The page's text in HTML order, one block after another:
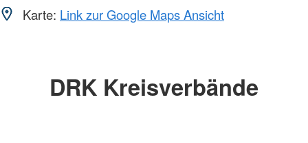
Karte: Link zur Google Maps Ansicht
DRK Kreisverbände